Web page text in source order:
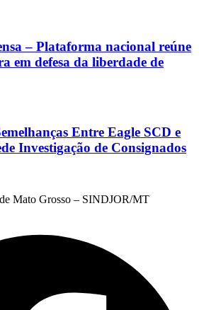
– Plataforma nacional reúne
em defesa da liberdade de
Entre Eagle SCD e
Investigação de Consignados
Mato Grosso – SINDJOR/MT